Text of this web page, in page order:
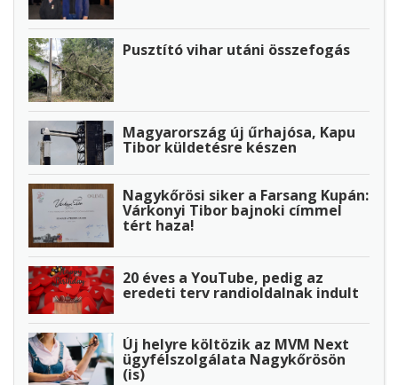
Pusztító vihar utáni összefogás
Magyarország új űrhajósa, Kapu
Tibor küldetésre készen
Nagykőrösi siker a Farsang Kupán:
Várkonyi Tibor bajnoki címmel
tért haza!
20 éves a YouTube, pedig az
eredeti terv randioldalnak indult
Új helyre költözik az MVM Next
ügyfélszolgálata Nagykőrösön
(is)